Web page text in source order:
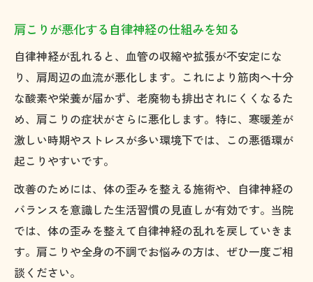
肩こりが悪化する自律神経の仕組みを知る
自律神経が乱れると、血管の収縮や拡張が不安定にな
り、肩周辺の血流が悪化します。これにより筋肉へ十分
な酸素や栄養が届かず、老廃物も排出されにくくなるた
め、肩こりの症状がさらに悪化します。特に、寒暖差が
激しい時期やストレスが多い環境下では、この悪循環が
起こりやすいです。
改善のためには、体の歪みを整える施術や、自律神経の
バランスを意識した生活習慣の見直しが有効です。当院
では、体の歪みを整えて自律神経の乱れを戻していきま
す。肩こりや全身の不調でお悩みの方は、ぜひ一度ご相
談ください。